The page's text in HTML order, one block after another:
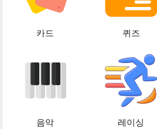
카드 퀴즈
음악 레이싱